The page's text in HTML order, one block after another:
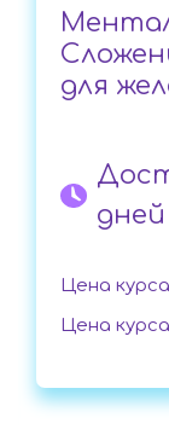
для
дней
Цена курса
Цена